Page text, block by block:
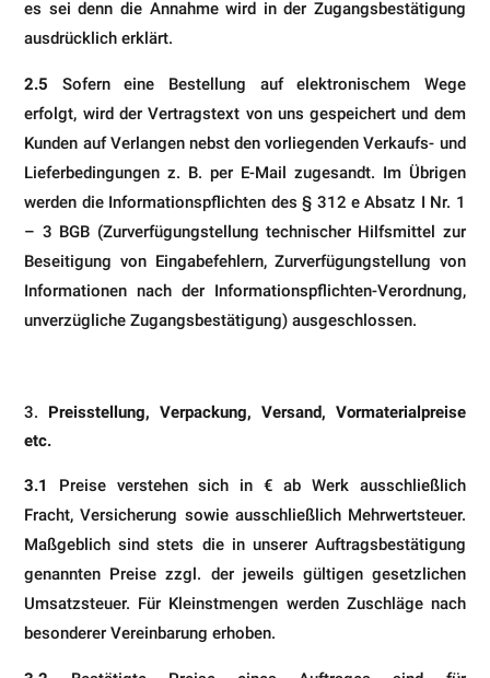
es sei denn die Annahme wird in der Zugangsbestätigung
ausdrücklich erklärt.
2.5 Sofern eine Bestellung auf elektronischem Wege
erfolgt, wird der Vertragstext von uns gespeichert und dem
Kunden auf Verlangen nebst den vorliegenden Verkaufs- und
Lieferbedingungen z. B. per E-Mail zugesandt. Im Übrigen
werden die Informationspflichten des § 312 e Absatz I Nr. 1
– 3 BGB (Zurverfügungstellung technischer Hilfsmittel zur
Beseitigung von Eingabefehlern, Zurverfügungstellung von
Informationen nach der Informationspflichten-Verordnung,
unverzügliche Zugangsbestätigung) ausgeschlossen.
Preisstellung, Verpackung, Versand, Vormaterialpreise
etc.
3.1
Preise verstehen sich in € ab Werk ausschließlich
Fracht, Versicherung sowie ausschließlich Mehrwertsteuer.
Maßgeblich sind stets die in unserer Auftragsbestätigung
genannten Preise zzgl. der jeweils gültigen gesetzlichen
Umsatzsteuer. Für Kleinstmengen werden Zuschläge nach
besonderer Vereinbarung erhoben.